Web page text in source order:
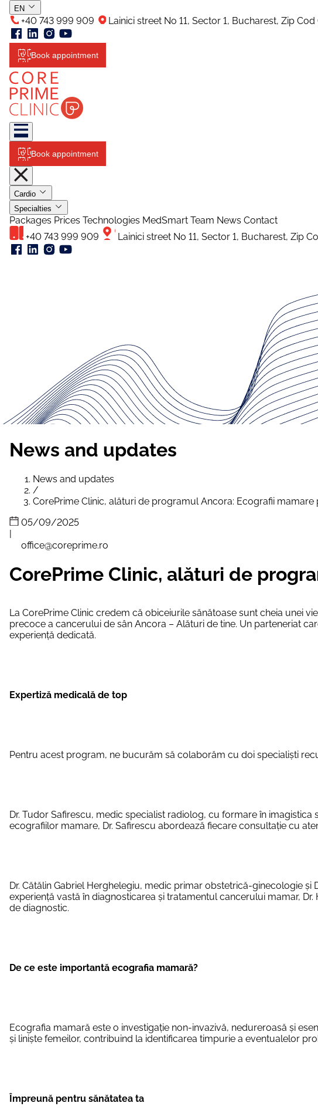
EN
+40 743 999 909 Lainici street No 11, Sector 1, Bucharest, Zip Cod
Book appointment
Book appointment
Cardio
Specialties
Packages Prices Technologies MedSmart Team News Contact
+40 743 999 909
Lainici street No 11, Sector 1, Bucharest, Zip
News and updates
News and updates
/
CorePrime Clinic, alături de programul Ancora: Ecografii mamare
05/09/2025
|
office@coreprime.ro
CorePrime Clinic, alături de
La CorePrime Clinic credem că obiceiurile sănătoase sunt cheia unei
precoce a cancerului de sân Ancora – Alături de tine. Un parteneriat
experiență dedicată.
Expertiză medicală de top
Pentru acest program, ne bucurăm să colaborăm cu doi specialiști
Dr. Tudor Safirescu, medic specialist radiolog, cu formare în
ecografiilor mamare, Dr. Safirescu abordează fiecare consultație cu
Dr. Cătălin Gabriel Herghelegiu, medic primar obstetrică-ginecologie
experiență vastă în diagnosticarea și tratamentul cancerului mamar,
de diagnostic.
De ce este importantă ecografia mamară?
Ecografia mamară este o investigație non-invazivă, nedureroasă și
și liniște femeilor, contribuind la identificarea timpurie a eventualelor
Împreună pentru sănătatea ta